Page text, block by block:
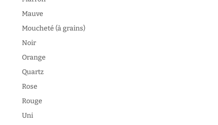
Mauve
Moucheté (à grains)
Noir
Orange
Quartz
Rose
Rouge
Uni